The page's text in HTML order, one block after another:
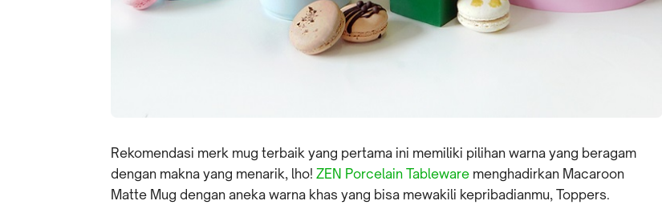
Rekomendasi merk mug terbaik yang pertama ini memiliki pilihan warna yang beragam
dengan makna yang menarik, lho! ZEN Porcelain Tableware menghadirkan Macaroon
Matte Mug dengan aneka warna khas yang bisa mewakili kepribadianmu, Toppers.